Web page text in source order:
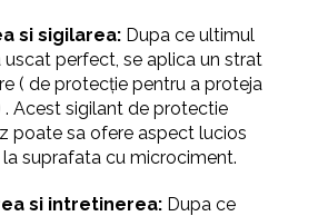
si sigilarea: Dupa ce ultimul
perfect, se aplica un strat
( de protecție pentru a proteja
. Acest sigilant de protectie
poate sa ofere aspect lucios
suprafata cu microciment.
si intretinerea: Dupa ce